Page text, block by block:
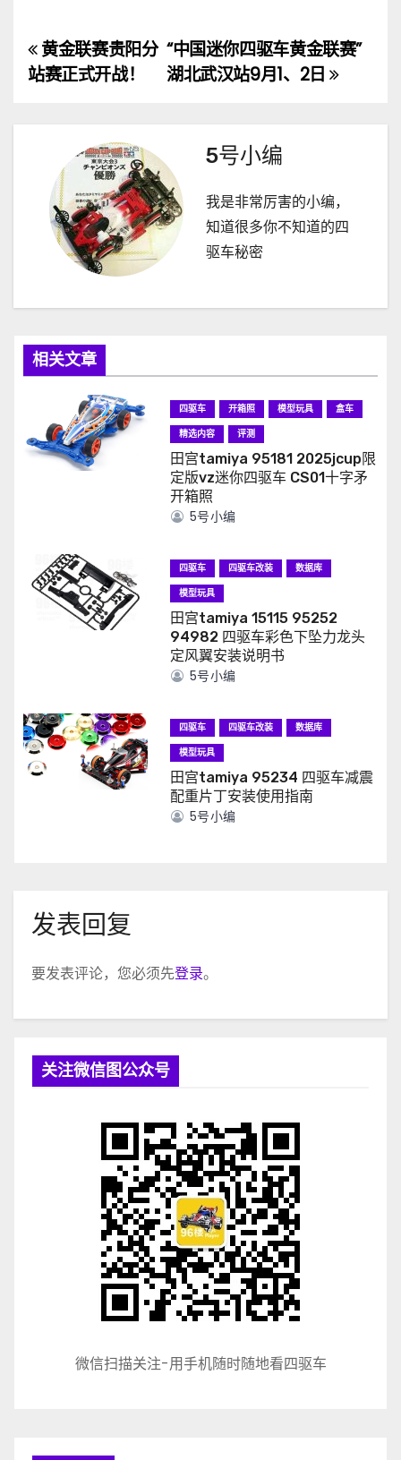
文
章
“中国迷你四驱车黄金联赛”
湖北武汉站9月1、2日
黄金联赛贵阳分
站赛正式开战！
5号小编
我是非常厉害的小编，
知道很多你不知道的四
驱车秘密
相关文章
四驱车 开箱照 模型玩具
盒车
精选内容
评测
田宫tamiya 95181 2025jcup限
定版vz迷你四驱车 CS01十字矛
开箱照
5号小编
四驱车 四驱车改装
数据库
模型玩具
田宫tamiya 15115 95252
94982 四驱车彩色下坠力龙头
定风翼安装说明书
5号小编
四驱车 四驱车改装
数据库
模型玩具
田宫tamiya 95234 四驱车减震
配重片丁安装使用指南
5号小编
发表回复
要发表评论，您必须先登录。
关注微信图公众号
微信扫描关注-用手机随时随地看四驱车